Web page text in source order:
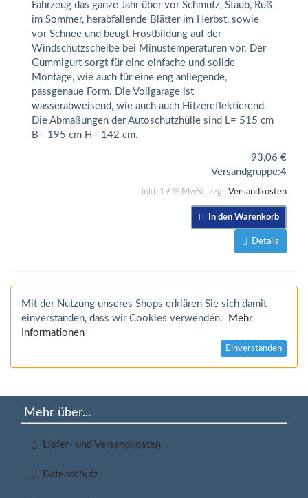
Fahrzeug das ganze Jahr über vor Schmutz, Staub, Ruß
im Sommer, herabfallende Blätter im Herbst, sowie
vor Schnee und beugt Frostbildung auf der
Windschutzscheibe bei Minustemperaturen vor. Der
Gummigurt sorgt für eine einfache und solide
Montage, wie auch für eine eng anliegende,
passgenaue Form. Die Vollgarage ist
wasserabweisend, wie auch auch Hitzereflektierend.
Die Abmaßungen der Autoschutzhülle sind L= 515 cm
B= 195 cm H= 142 cm.
93,06 €
Versandgruppe:4
inkl. 19 % MwSt. zzgl. Versandkosten
In den Warenkorb
Details
Mit der Nutzung unseres Shops erklären Sie sich damit
einverstanden, dass wir Cookies verwenden.
Mehr
Informationen
Einverstanden
Mehr über...
Liefer- und Versandkosten
Datenschutz